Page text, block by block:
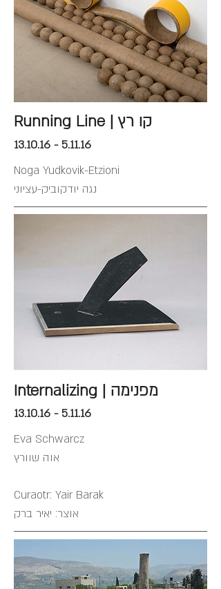
Running Line | קו רץ
13.10.16 - 5.11.16
Noga Yudkovik-Etzioni
נגה יודקוביק-עציוני
Internalizing | מפנימה
13.10.16 - 5.11.16
Eva Schwarcz
אוה שוורץ
Curaotr: Yair Barak
אוצר: יאיר ברק